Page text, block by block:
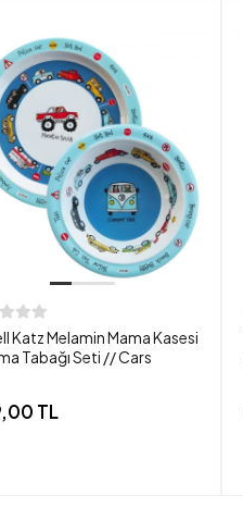
Katz Melamin Mama Kasesi
Tabağı Seti // Cars
TL